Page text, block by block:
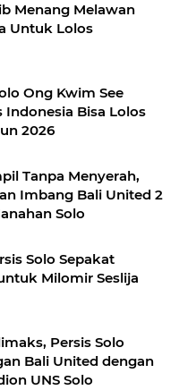
Menang Melawan
Untuk Lolos
Ong Kwim See
Bisa Lolos
2026
Tanpa Menyerah,
Imbang Bali United 2
Solo
Solo Sepakat
Milomir Seslija
Persis Solo
Bali United dengan
UNS Solo